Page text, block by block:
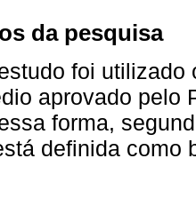
da pesquisa
foi
aprovado pelo
forma,
definida como